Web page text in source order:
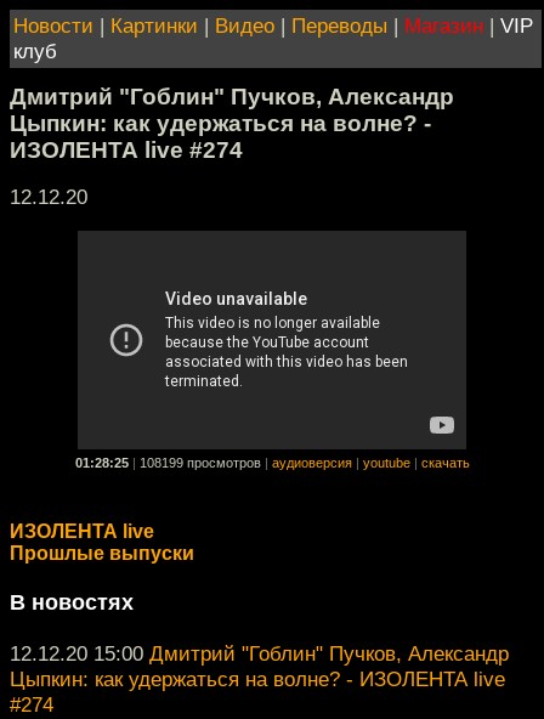
Новости | Картинки | Видео | Переводы | Магазин | VIP
клуб
Дмитрий "Гоблин" Пучков, Александр
Цыпкин: как удержаться на волне? -
ИЗОЛЕНТА live #274
12.12.20
01:28:25 108199 просмотров аудиоверсия youtube скачать
ИЗОЛЕНТА live
Прошлые выпуски
В новостях
12.12.20 15:00 Дмитрий "Гоблин" Пучков, Александр
Цыпкин: как удержаться на волне? - ИЗОЛЕНТА live
#274